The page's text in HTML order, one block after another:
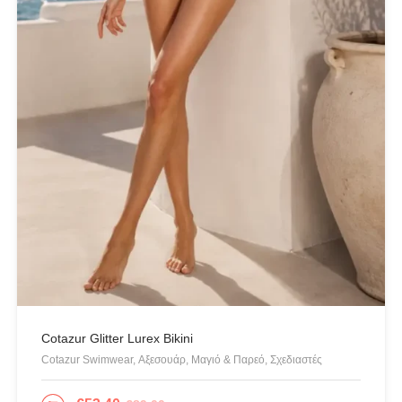
Cotazur Glitter Lurex Bikini
Cotazur Swimwear, Αξεσουάρ, Μαγιό & Παρεό, Σχεδιαστές